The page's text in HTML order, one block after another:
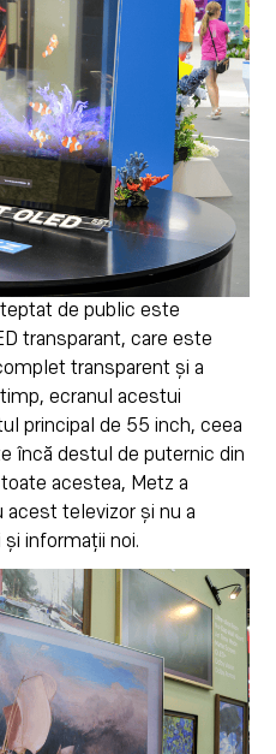
de public este
transparant, care este
transparent și a
ecranul acestui
principal de 55 inch, ceea
încă destul de puternic din
acestea, Metz a
acest televizor și nu a
informații noi.